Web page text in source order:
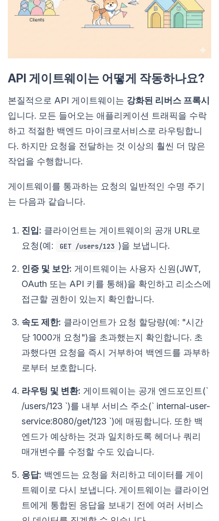
API 게이트웨이는 어떻게 작동하나요?
본질적으로 API 게이트웨이는 강화된 리버스 프록시
입니다. 모든 들어오는 애플리케이션 트래픽을 수락
하고 적절한 백엔드 마이크로서비스로 라우팅합니
다. 하지만 요청을 전달하는 것 이상의 훨씬 더 많은
작업을 수행합니다.
게이트웨이를 통과하는 요청의 일반적인 수명 주기
는 다음과 같습니다.
진입: 클라이언트는 게이트웨이의 공개 URL로
요청(예:
GET /users/123 )을 보냅니다.
인증 및 보안: 게이트웨이는 사용자 신원(JWT,
OAuth 또는 API 키를 통해)을 확인하고 리소스에
접근할 권한이 있는지 확인합니다.
속도 제한: 클라이언트가 요청 할당량(예: "시간
당 1000개 요청")을 초과했는지 확인합니다. 초
과했다면 요청을 즉시 거부하여 백엔드를 과부하
로부터 보호합니다.
라우팅 및 변환: 게이트웨이는 공개 엔드포인트(`
/users/123 `)를 내부 서비스 주소(` internal-user-
service:8080/get/123 `)에 매핑합니다. 또한 백
엔드가 예상하는 것과 일치하도록 헤더나 쿼리
매개변수를 수정할 수도 있습니다.
응답: 백엔드는 요청을 처리하고 데이터를 게이
트웨이로 다시 보냅니다. 게이트웨이는 클라이언
트에게 통합된 응답을 보내기 전에 여러 서비스